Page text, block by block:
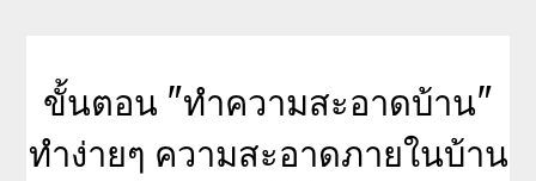
content
ขั้นตอน "ทำความสะอาดบ้าน"
ทำง่ายๆ ความสะอาดภายในบ้าน